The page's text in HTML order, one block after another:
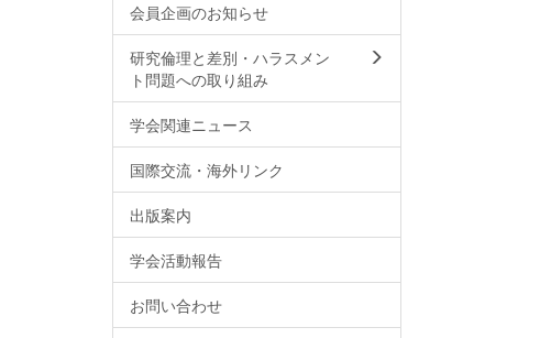
会員企画のお知らせ
研究倫理と差別・ハラスメン
ト問題への取り組み
学会関連ニュース
国際交流・海外リンク
出版案内
学会活動報告
お問い合わせ